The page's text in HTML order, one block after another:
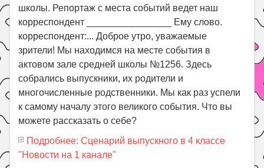
школы. Репортаж с места событий ведет наш
корреспондент ________________ Ему слово.
корреспондент:... Доброе утро, уважаемые
зрители! Мы находимся на месте события в
актовом зале средней школы №1256. Здесь
собрались выпускники, их родители и
многочисленные родственники. Мы как раз успели
к самому началу этого великого события. Что вы
можете рассказать о себе?
Подробнее: Сценарий выпускного в 4 классе
"Новости на 1 канале"